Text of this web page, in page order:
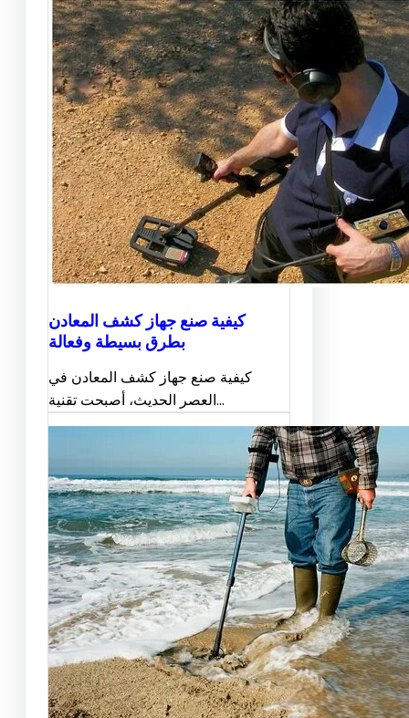
كيفية صنع جهاز كشف المعادن
بطرق بسيطة وفعالة
كيفية صنع جهاز كشف المعادن في
العصر الحديث، أصبحت تقنية…